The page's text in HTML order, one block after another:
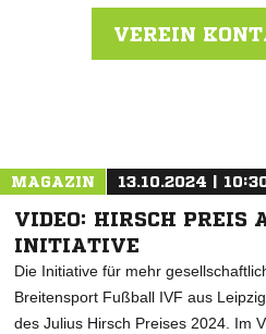
VEREIN
MAGAZIN 13.10.2024 |
VIDEO: HIRSCH PREIS
INITIATIVE
Die Initiative für mehr
Breitensport Fußball IVF aus
des Julius Hirsch Preises 2024. Im